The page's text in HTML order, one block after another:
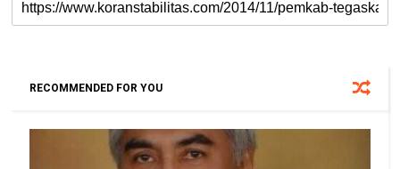
RECOMMENDED FOR YOU